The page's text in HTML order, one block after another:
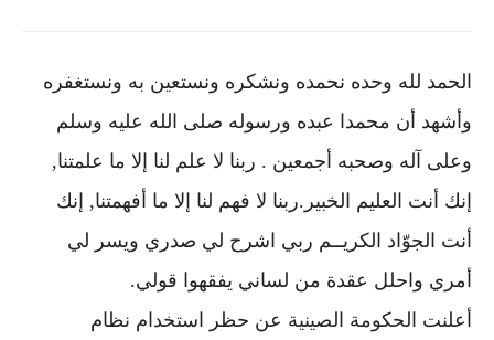
الحمد لله وحده نحمده ونشكره ونستعين به ونستغفره
وأشهد أن محمدا عبده ورسوله صلى الله عليه وسلم
وعلى آله وصحبه أجمعين . ربنا لا علم لنا إلا ما علمتنا,
إنك أنت العليم الخبير.ربنا لا فهم لنا إلا ما أفهمتنا, إنك
أنت الجوّاد الكريــم ربي اشرح لي صدري ويسر لي
أمري واحلل عقدة من لساني يفقهوا قولي.
أعلنت الحكومة الصينية عن حظر استخدام نظام